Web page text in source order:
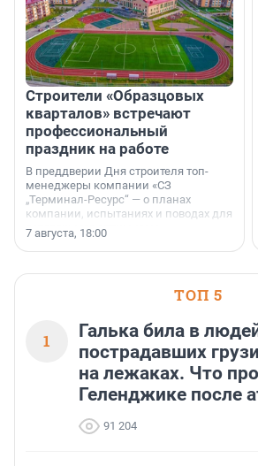
Строители «Образцовых
кварталов» встречают
профессиональный
праздник на работе
В преддверии Дня строителя топ-
менеджеры компании «СЗ
„Терминал-Ресурс“ — о планах
компании, испытаниях и поводах для
осторожного оптимизма.
7 августа, 18:00
ТОП 5
1
Галька била в
пострадавших
на лежаках. Что
Геленджике после
91 204